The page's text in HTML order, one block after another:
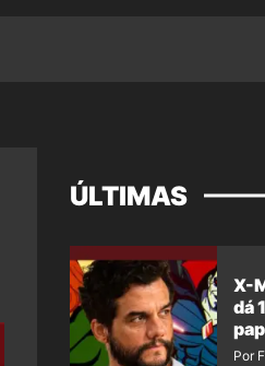
ÚLTIMAS
X-
dá
da
Por